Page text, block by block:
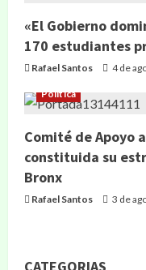
«El Gobierno
170 estudiantes
Rafael Santos 4 de
Política
Comité de Apoyo
constituida su
Bronx
Rafael Santos 3 de